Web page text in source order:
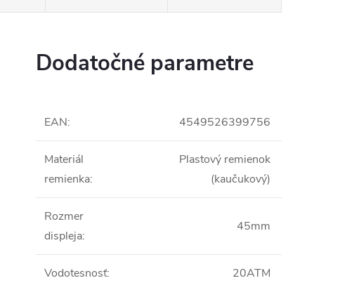
Dodatočné parametre
EAN: 4549526399756
Materiál
remienka:
Plastový remienok
(kaučukový)
Rozmer
displeja:
45mm
Vodotesnosť: 20ATM